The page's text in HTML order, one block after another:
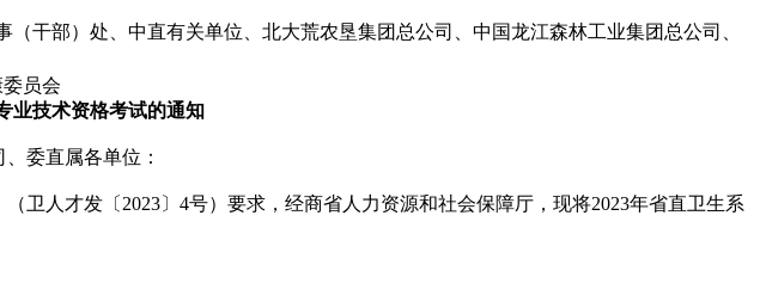
干部）处、中直有关单位、北大荒农垦集团总公司、中国龙江森林工业集团总公司、
员会
业技术资格考试的通知
委直属各单位：
卫人才发〔2023〕4号）要求，经商省人力资源和社会保障厅，现将2023年省直卫生系